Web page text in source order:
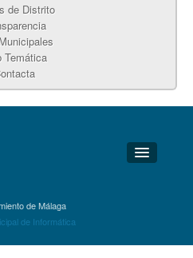
de Distrito
Temática
de Málaga
de Informática